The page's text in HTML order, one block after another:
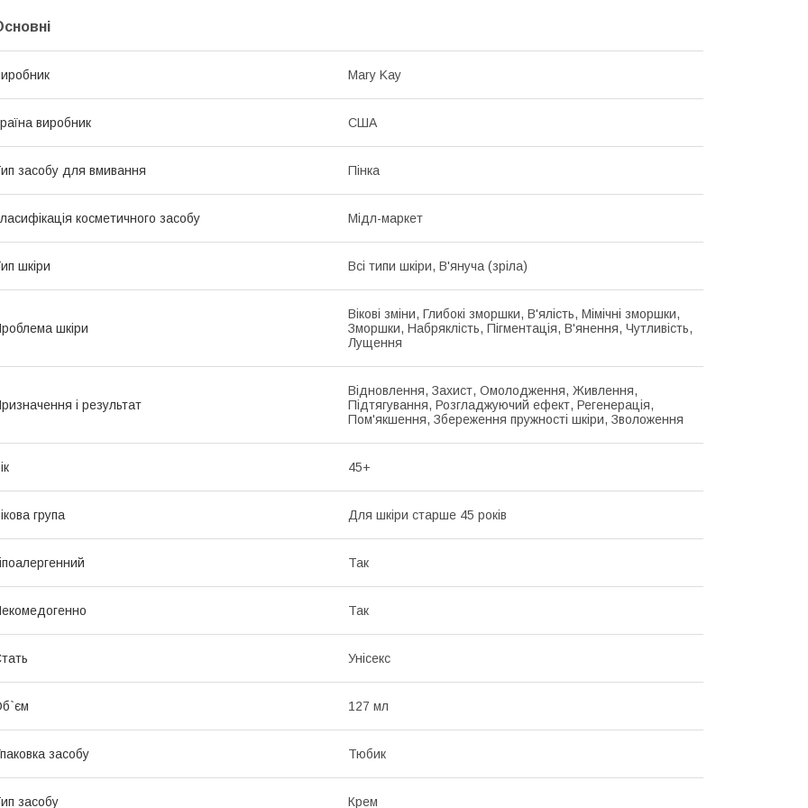
Mary Kay
виробник США
засобу для вмивання Пінка
косметичного засобу Мідл-маркет
шкіри Всі типи шкіри, В'януча (зріла)
шкіри
Вікові зміни, Глибокі зморшки, В'ялість, Мімічні зморшки,
Зморшки, Набряклість, Пігментація, В'янення, Чутливість,
Лущення
і результат
Відновлення, Захист, Омолодження, Живлення,
Підтягування, Розгладжуючий ефект, Регенерація,
Пом'якшення, Збереження пружності шкіри, Зволоження
45+
група Для шкіри старше 45 років
Так
Так
Унісекс
127 мл
засобу Тюбик
засобу Крем